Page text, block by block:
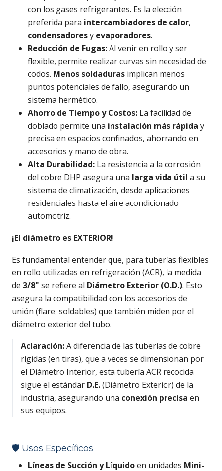
con los gases refrigerantes. Es la elección
preferida para intercambiadores de calor,
condensadoresy evaporadores.
Reducción de Fugas:Al venir en rollo y ser
flexible, permite realizar curvas sin necesidad de
codos. Menos soldaduras implican menos
puntos potenciales de fallo, asegurando un
sistema hermético.
Ahorro de Tiempo y Costos: La facilidad de
doblado permite una instalación más rápida y
precisa en espacios confinados, ahorrando en
accesorios y mano de obra.
Alta Durabilidad: La resistencia a la corrosión
del cobre DHP asegura una larga vida útil a su
sistema de climatización, desde aplicaciones
residenciales hasta el aire acondicionado
automotriz.
¡El diámetro es EXTERIOR!
Es fundamental entender que, para tuberías flexibles
en rollo utilizadas en refrigeración (ACR), la medida
de 3/8" se refiere al Diámetro Exterior (O.D.). Esto
asegura la compatibilidad con los accesorios de
unión (flare, soldables) que también miden por el
diámetro exterior del tubo.
Aclaración:A diferencia de las tuberías de cobre
rígidas (en tiras), que a veces se dimensionan por
el Diámetro Interior, esta tubería ACR recocida
sigue el estándar D.E.(Diámetro Exterior) de la
industria, asegurando una conexión precisa en
sus equipos.
🛡️ Usos Específicos
Líneas de Succión y Líquidoen unidades Mini-